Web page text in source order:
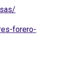
forero-